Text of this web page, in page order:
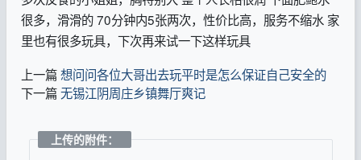
很多，滑滑的 70分钟内5张两次，性价比高，服务不缩水 家
里也有很多玩具，下次再来试一下这样玩具
上一篇 想问问各位大哥出去玩平时是怎么保证自己安全的
下一篇 无锡江阴周庄乡镇舞厅爽记
上传的附件：